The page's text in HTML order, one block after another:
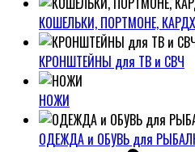
КОШЕЛЬКИ, ПОРТМОНЕ,
КРОНШТЕЙНЫ для ТВ и СВЧ
НОЖИ
ОДЕЖДА и ОБУВЬ для